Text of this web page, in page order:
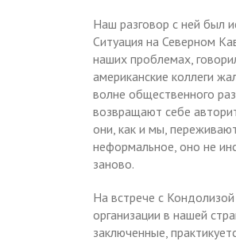
Наш разговор с ней был
Ситуация на Северном
наших проблемах,
американские коллеги
волне общественного
возвращают себе
они, как и мы,
неформальное, оно не
заново.
На встрече с
организации в нашей
заключенные,